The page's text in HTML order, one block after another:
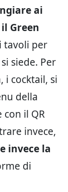
ai
Green
tavoli per
siede. Per
i cocktail, si
della
con il QR
invece,
invece la
di